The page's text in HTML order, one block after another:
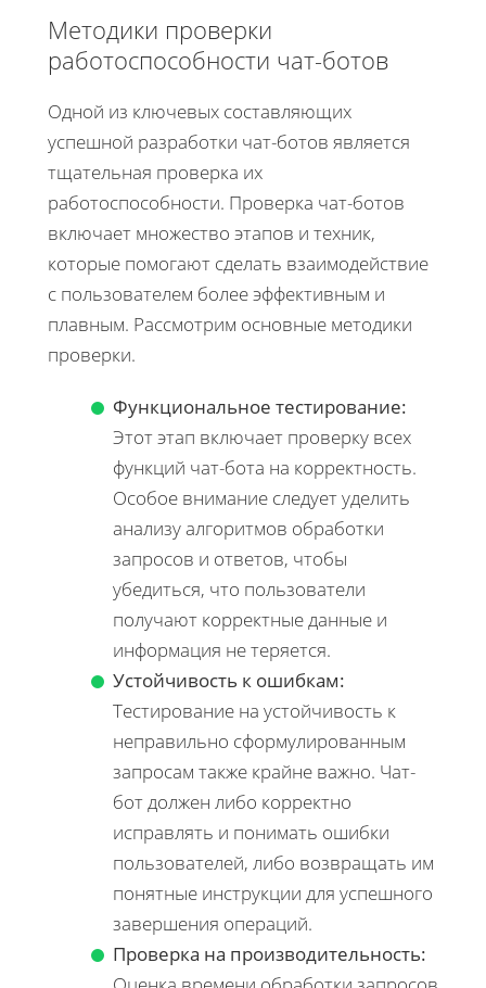
Методики проверки
работоспособности чат-ботов
Одной из ключевых составляющих
успешной разработки чат-ботов является
тщательная проверка их
работоспособности. Проверка чат-ботов
включает множество этапов и техник,
которые помогают сделать взаимодействие
с пользователем более эффективным и
плавным. Рассмотрим основные методики
проверки.
Функциональное тестирование:
Этот этап включает проверку всех
функций чат-бота на корректность.
Особое внимание следует уделить
анализу алгоритмов обработки
запросов и ответов, чтобы
убедиться, что пользователи
получают корректные данные и
информация не теряется.
Устойчивость к ошибкам:
Тестирование на устойчивость к
неправильно сформулированным
запросам также крайне важно. Чат-
бот должен либо корректно
исправлять и понимать ошибки
пользователей, либо возвращать им
понятные инструкции для успешного
завершения операций.
Проверка на производительность: